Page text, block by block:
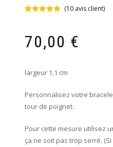
notations
client
(10avis client)
70,00 €
largeur 1,1 cm
Personnalisez votre
tour de poignet.
Pour cette mesure utilisez
ça ne soit pas trop serré.